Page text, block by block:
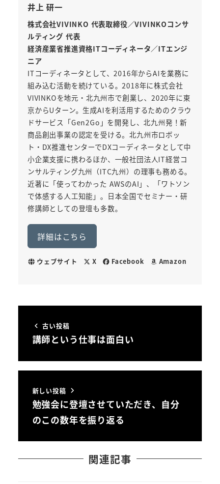
井上 研一
株式会社VIVINKO 代表取締役／VIVINKOコンサ
ルティング 代表
経済産業省推進資格ITコーディネータ／ITエンジ
ニア
ITコーディネータとして、2016年からAIを業務に
組み込む活動を続けている。2018年に株式会社
VIVINKOを地元・北九州市で創業し、2020年に東
京からUターン。生成AIを利活用するためのクラウ
ドサービス「Gen2Go」を開発し、北九州発！新
商品創出事業の認定を受ける。北九州市ロボッ
ト・DX推進センターでDXコーディネータとして中
小企業支援に携わるほか、一般社団法人IT経営コ
ンサルティング九州（ITC九州）の理事も務める。
近著に「使ってわかった AWSのAI」、「ワトソン
で体感する人工知能」。日本全国でセミナー・研
修講師としての登壇も多数。
詳細はこちら
ウェブサイト X Facebook Amazon
古い投稿
講師という仕事は面白い
新しい投稿
勉強会に登壇させていただき、自分
のこの数年を振り返る
関連記事